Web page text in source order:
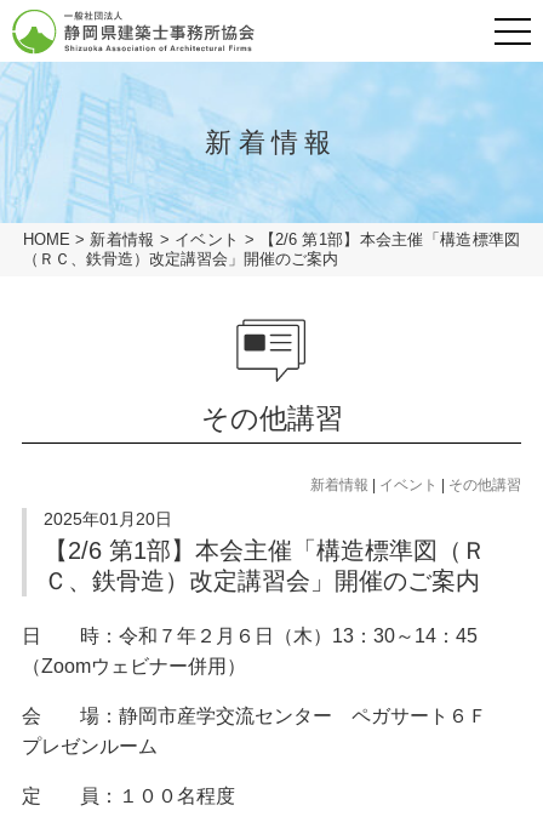
グローバルナビ
HOME
会長挨拶
一般の方
協会概要
建築士事務所とは
建築相談窓口
建築相談窓口
定期無料建築相談会
苦情解決相談依頼
建築物等調査依頼
業務関係
耐震業務
協会概要
入会案内
協会への入会方法
建築士事務所登録関係
登録の申請（新規・更新）
登録変更の届出
廃業等の届出
登録証明書・閲覧
リンク
プライバシーポリシー
当協会へ入会をご検討の方へ動画をご覧ください
講習会・セミナー編
新着情報
HOME > 新着情報 > イベント >
【2/6 第1部】本会主催「構造標準図
（ＲＣ、鉄骨造）改定講習会」開催のご案内
その他講習
新着情報 イベント その他講習
2025年01月20日
【2/6 第1部】本会主催「構造標準図（Ｒ
Ｃ、鉄骨造）改定講習会」開催のご案内
日 時：令和７年２月６日（木）13：30～14：45
（Zoomウェビナー併用）
会 場：静岡市産学交流センター ペガサート６Ｆ
プレゼンルーム
定 員：１００名程度